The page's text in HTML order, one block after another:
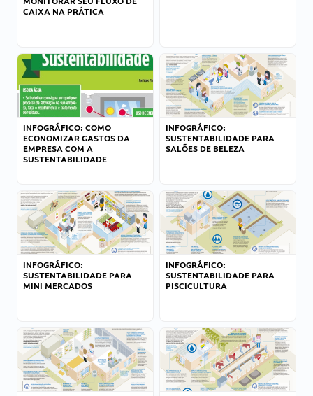
CAIXA NA PRÁTICA
INFOGRÁFICO: COMO
ECONOMIZAR GASTOS DA
EMPRESA COM A
SUSTENTABILIDADE
INFOGRÁFICO:
SUSTENTABILIDADE PARA
SALÕES DE BELEZA
INFOGRÁFICO:
SUSTENTABILIDADE PARA
MINI MERCADOS
INFOGRÁFICO:
SUSTENTABILIDADE PARA
PISCICULTURA